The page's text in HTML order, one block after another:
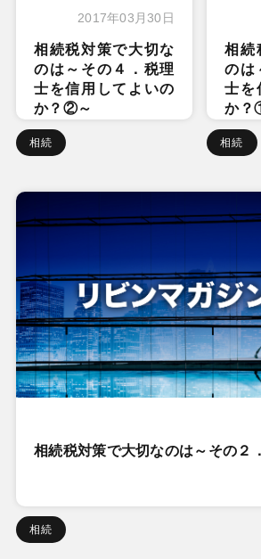
2017年03月30日
相続税対策で大切な
のは～その４．税理
士を信用してよいの
か？②～
相続
相続
のは
士を
か？
相続
相続税対策で大切なのは～その２
相続